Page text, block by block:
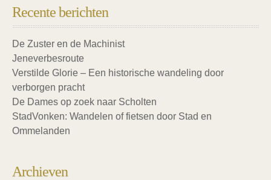
Recente berichten
De Zuster en de Machinist
Jeneverbesroute
Verstilde Glorie – Een historische wandeling door
verborgen pracht
De Dames op zoek naar Scholten
StadVonken: Wandelen of fietsen door Stad en
Ommelanden
Archieven